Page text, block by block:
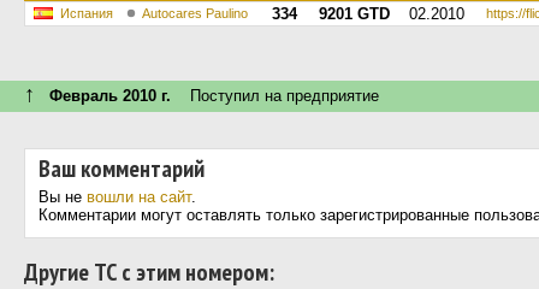
Испания Autocares Paulino 334 9201 GTD 02.2010 https://
↑ Февраль 2010 г. Поступил на предприятие
Ваш комментарий
Вы не вошли на сайт.
Комментарии могут оставлять только зарегистрированные
Другие ТС с этим номером: